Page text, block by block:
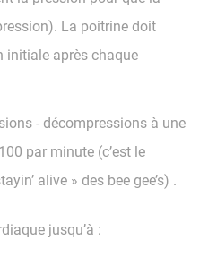
La poitrine doit
initiale après chaque
- décompressions à une
par minute (c’est le
alive » des bee gee’s) .
jusqu’à :